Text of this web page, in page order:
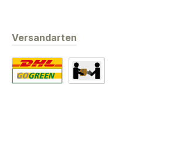
Versandarten